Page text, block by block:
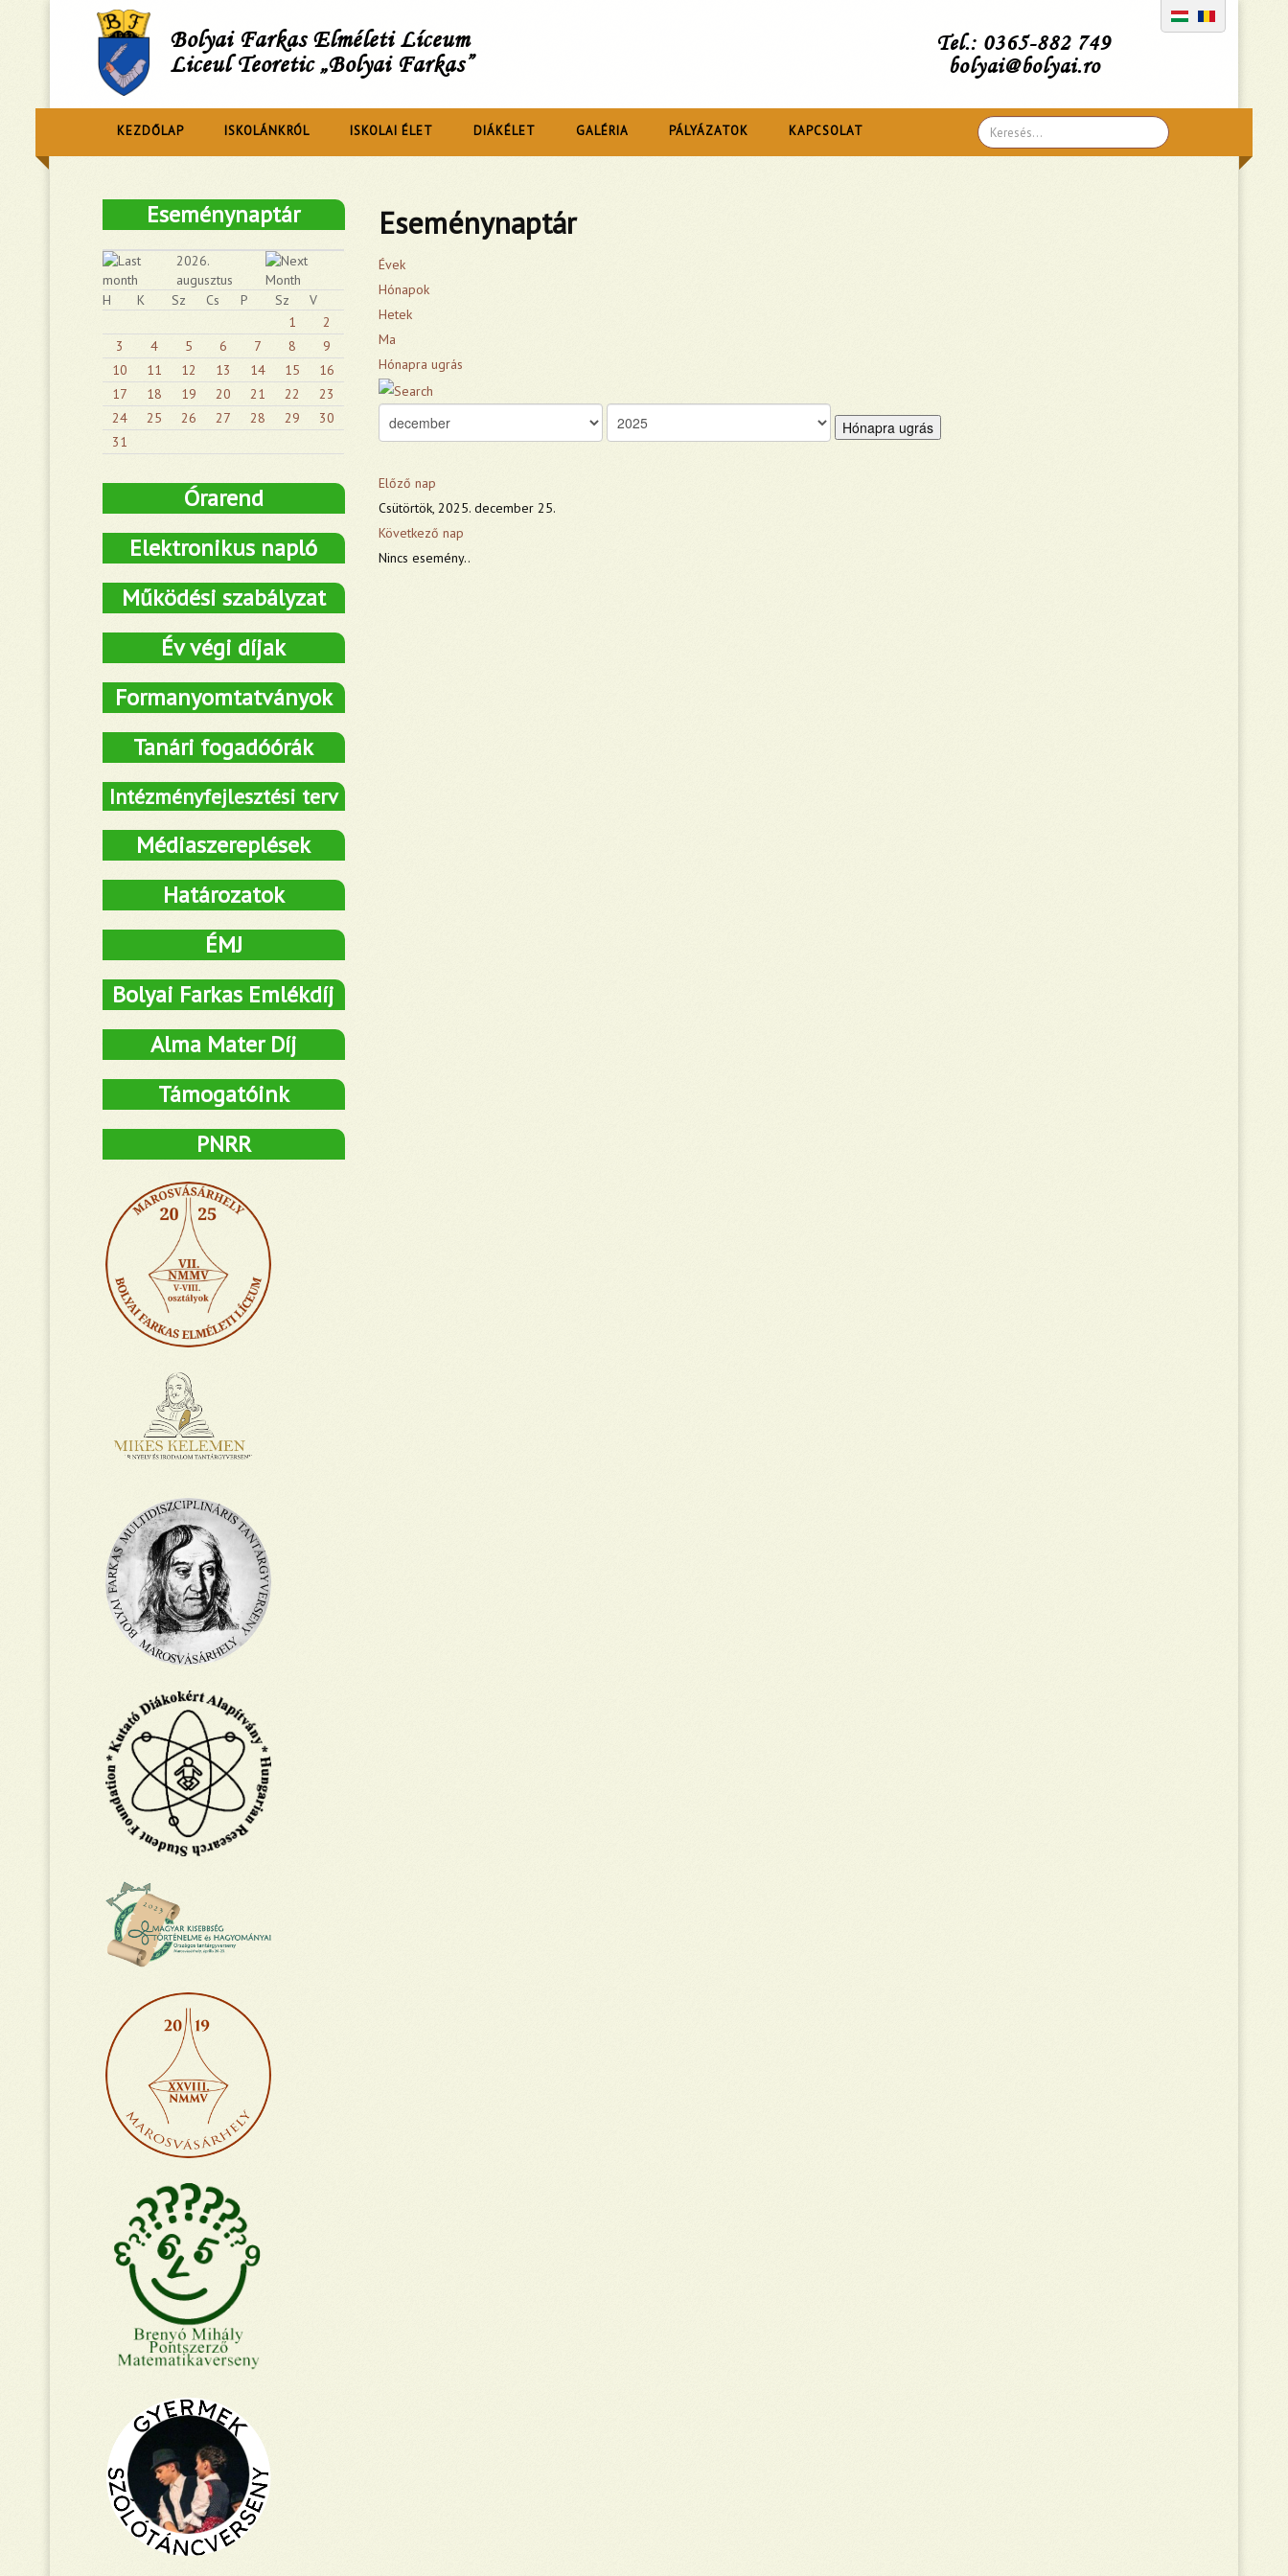
Bolyai Farkas Elméleti Líceum
Liceul Teoretic „Bolyai Farkas”
Tel.: 0365-882 749
bolyai@bolyai.ro
Search
...
KEZDŐLAP ISKOLÁNKRÓL ISKOLAI ÉLET DIÁKÉLET GALÉRIA PÁLYÁZATOK KAPCSOLAT
Eseménynaptár
Évek
Hónapok
Hetek
Ma
Hónapra ugrás
Hónapra ugrás
Előző nap
Csütörtök, 2025. december 25.
Következő nap
Nincs esemény..
Eseménynaptár
2026.
augusztus
H
K Sz Cs P Sz
V
1
2
3
4 5 6 7 8
9
10
11 12 13 14 15
16
17
18 19 20 21 22
23
24
25 26 27 28 29
30
31
Órarend
Elektronikus napló
Működési szabályzat
Év végi díjak
Formanyomtatványok
Tanári fogadóórák
Intézményfejlesztési terv
Médiaszereplések
Határozatok
ÉMJ
Bolyai Farkas Emlékdíj
Alma Mater Díj
Támogatóink
PNRR